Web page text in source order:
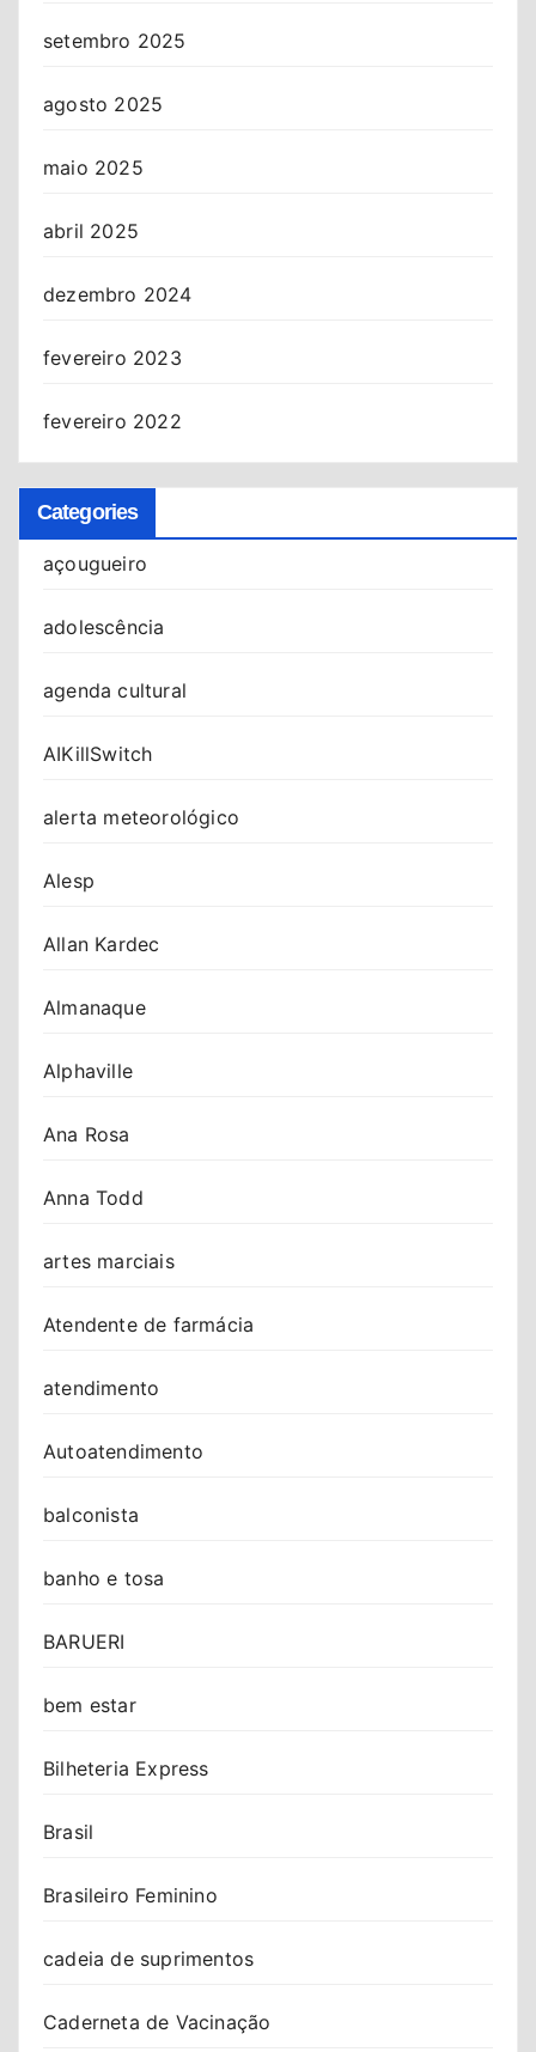
setembro 2025
agosto 2025
maio 2025
abril 2025
dezembro 2024
fevereiro 2023
fevereiro 2022
Categories
açougueiro
adolescência
agenda cultural
AIKillSwitch
alerta meteorológico
Alesp
Allan Kardec
Almanaque
Alphaville
Ana Rosa
Anna Todd
artes marciais
Atendente de farmácia
atendimento
Autoatendimento
balconista
banho e tosa
BARUERI
bem estar
Bilheteria Express
Brasil
Brasileiro Feminino
cadeia de suprimentos
Caderneta de Vacinação